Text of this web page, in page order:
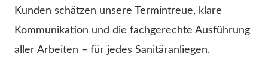
Kunden schätzen unsere Termintreue, klare
Kommunikation und die fachgerechte Ausführung
aller Arbeiten – für jedes Sanitäranliegen.